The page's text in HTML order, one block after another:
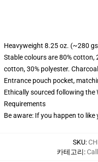
Heavyweight 8.25 oz. (~280
Stable colours are 80% cotton,
cotton, 30% polyester.
Entrance pouch pocket,
Ethically sourced following
Requirements
Be aware: If you happen to
SKU:
카테고리: